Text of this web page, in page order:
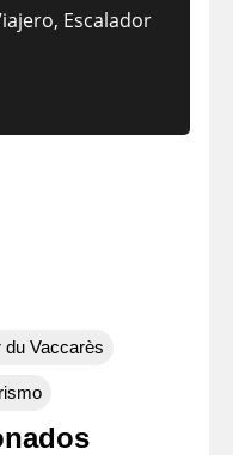
Escalador
du Vaccarès